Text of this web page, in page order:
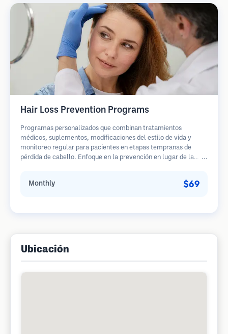
Hair Loss Prevention Programs
Programas personalizados que combinan tratamientos
médicos, suplementos, modificaciones del estilo de vida y
monitoreo regular para pacientes en etapas tempranas de
pérdida de cabello. Enfoque en la prevención en lugar de la
Monthly $69
Ubicación